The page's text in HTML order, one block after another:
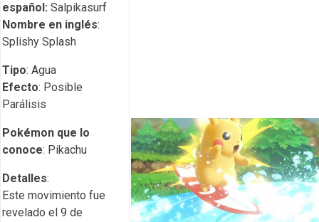
español: Salpikasurf
Nombre en inglés:
Splishy Splash
Tipo: Agua
Efecto: Posible
Parálisis
Pokémon que lo
conoce: Pikachu
Detalles:
Este movimiento fue
revelado el 9 de